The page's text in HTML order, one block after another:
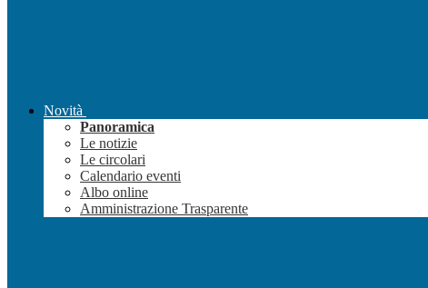
Novità
Panoramica
Le notizie
Le circolari
Calendario eventi
Albo online
Amministrazione Trasparente